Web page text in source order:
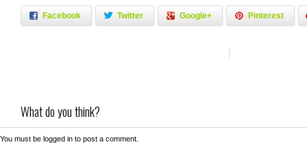
Facebook Twitter Google+ Pinterest
What do you think?
You must be logged in to post a comment.